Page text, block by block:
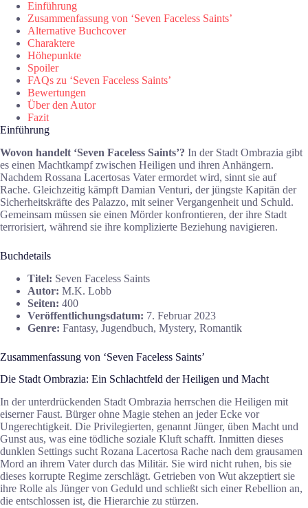
Einführung
Zusammenfassung von ‘Seven Faceless Saints’
Alternative Buchcover
Charaktere
Höhepunkte
Spoiler
FAQs zu ‘Seven Faceless Saints’
Bewertungen
Über den Autor
Fazit
Einführung
Wovon handelt ‘Seven Faceless Saints’? In der Stadt Ombrazia gibt
es einen Machtkampf zwischen Heiligen und ihren Anhängern.
Nachdem Rossana Lacertosas Vater ermordet wird, sinnt sie auf
Rache. Gleichzeitig kämpft Damian Venturi, der jüngste Kapitän der
Sicherheitskräfte des Palazzo, mit seiner Vergangenheit und Schuld.
Gemeinsam müssen sie einen Mörder konfrontieren, der ihre Stadt
terrorisiert, während sie ihre komplizierte Beziehung navigieren.
Buchdetails
Titel: Seven Faceless Saints
Autor: M.K. Lobb
Seiten: 400
Veröffentlichungsdatum: 7. Februar 2023
Genre: Fantasy, Jugendbuch, Mystery, Romantik
Zusammenfassung von ‘Seven Faceless Saints’
Die Stadt Ombrazia: Ein Schlachtfeld der Heiligen und Macht
In der unterdrückenden Stadt Ombrazia herrschen die Heiligen mit
eiserner Faust. Bürger ohne Magie stehen an jeder Ecke vor
Ungerechtigkeit. Die Privilegierten, genannt Jünger, üben Macht und
Gunst aus, was eine tödliche soziale Kluft schafft. Inmitten dieses
dunklen Settings sucht Rozana Lacertosa Rache nach dem grausamen
Mord an ihrem Vater durch das Militär. Sie wird nicht ruhen, bis sie
dieses korrupte Regime zerschlägt. Getrieben von Wut akzeptiert sie
ihre Rolle als Jünger von Geduld und schließt sich einer Rebellion an,
die entschlossen ist, die Hierarchie zu stürzen.